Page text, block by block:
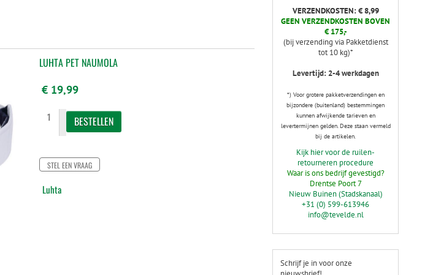
LUHTA PET NAUMOLA
€ 19,99
STEL EEN VRAAG
Luhta
VERZENDKOSTEN: € 8,99
GEEN VERZENDKOSTEN BOVEN
€ 175,-
(bij verzending via Pakketdienst
tot 10 kg)*
Levertijd: 2-4 werkdagen
*) Voor grotere pakketverzendingen en
bijzondere (buitenland) bestemmingen
kunnen afwijkende tarieven en
levertermijnen gelden. Deze staan vermeld
bij de artikelen.
Kijk hier voor de ruilen-
retourneren procedure
Waar is ons bedrijf gevestigd?
Drentse Poort 7
Nieuw Buinen (Stadskanaal)
+31 (0) 599-613946
info@tevelde.nl
Schrijf je in voor onze